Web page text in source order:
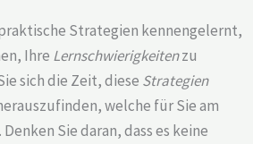
Strategien kennengelernt,
Ihre Lernschwierigkeitenzu
sich die Zeit, diese Strategien
welche für Sie am
Sie daran, dass es keine